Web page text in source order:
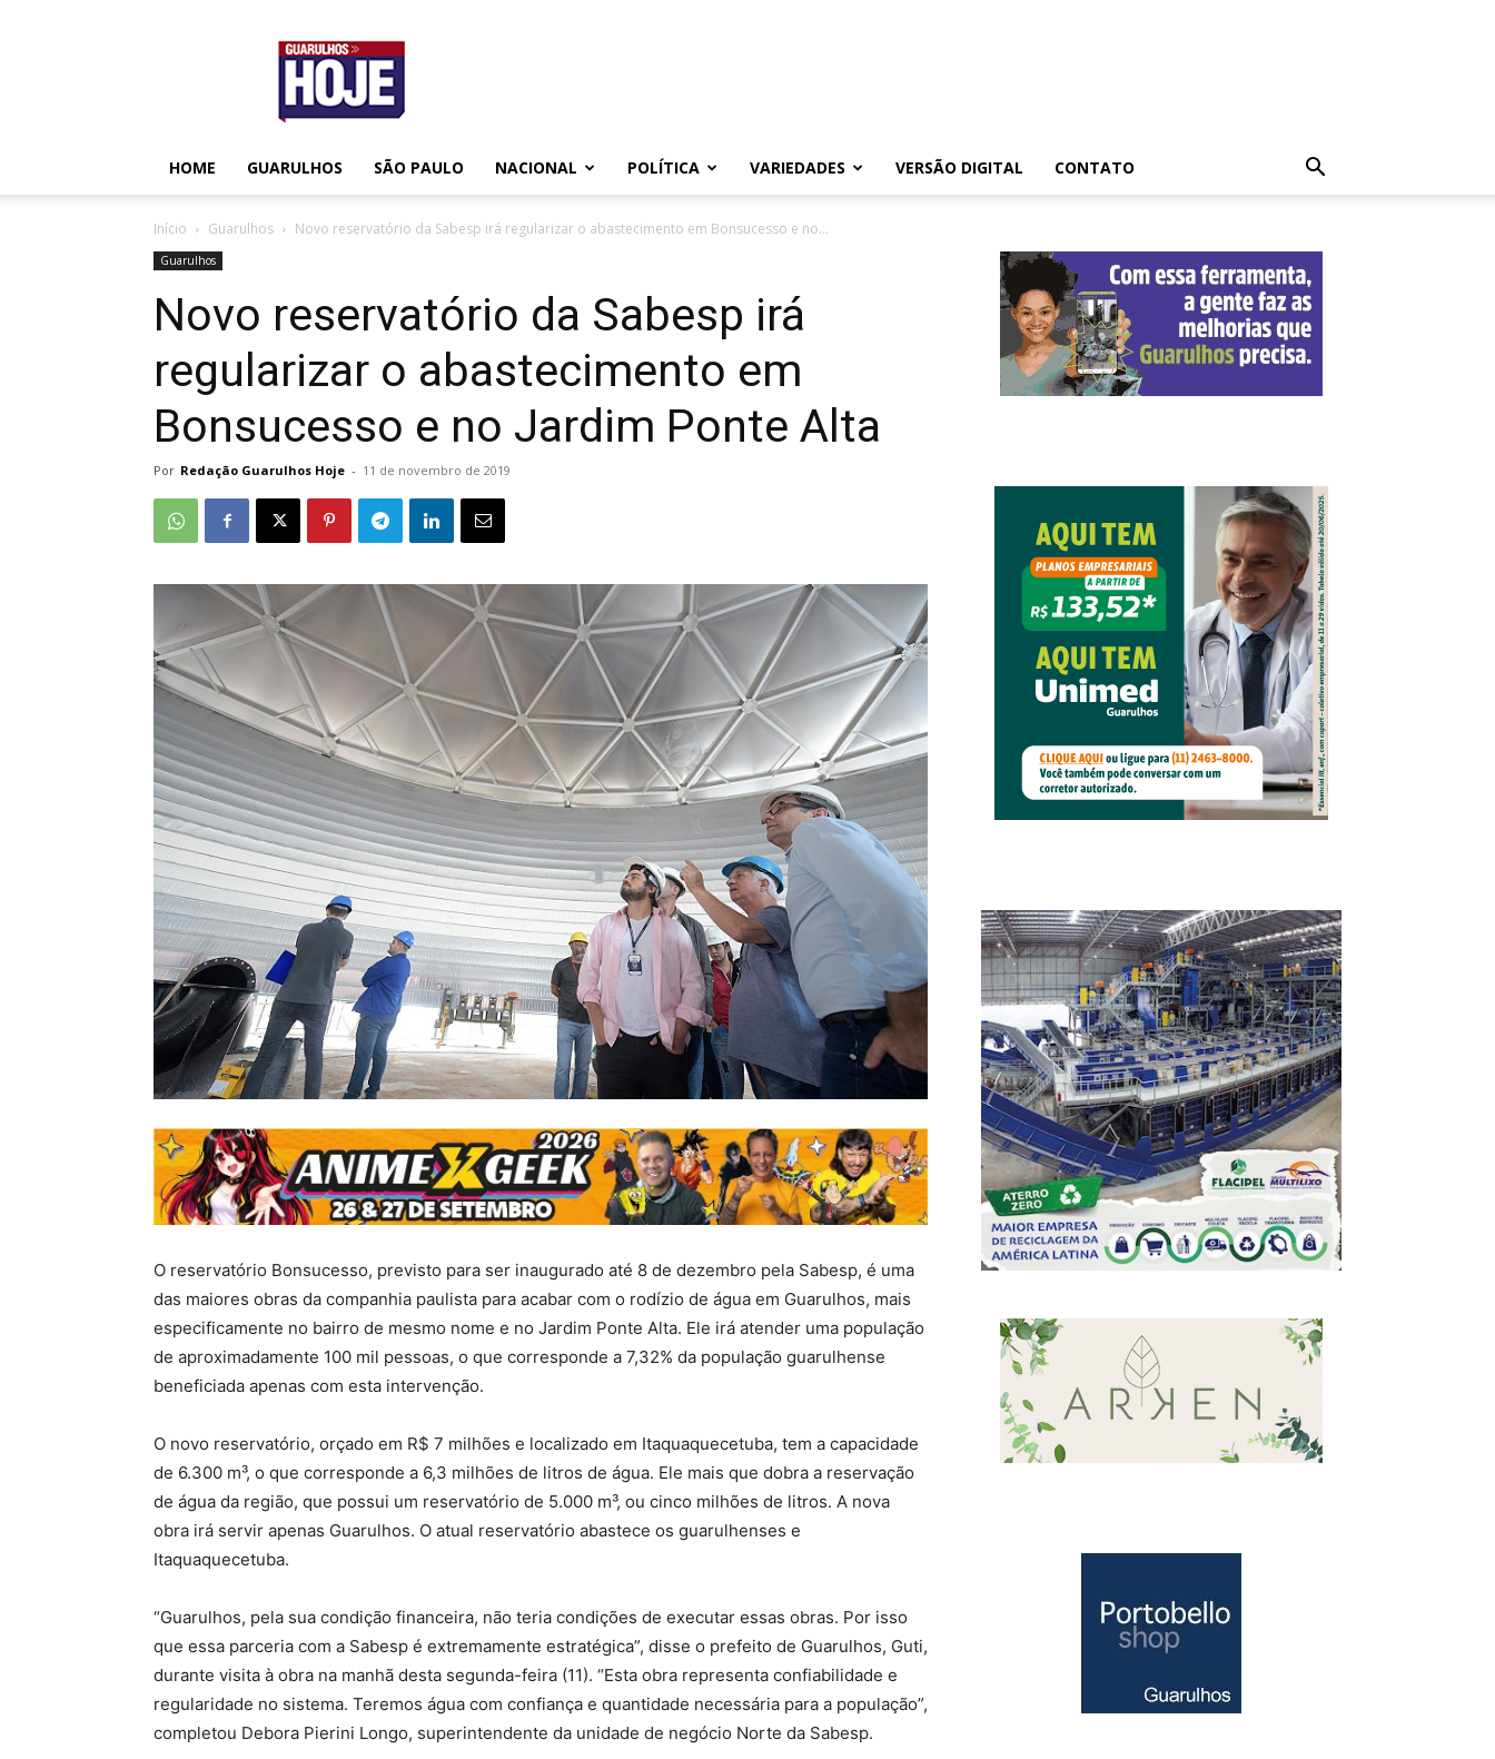
Guarulhos
Hoje
HOME GUARULHOS SÃO PAULO NACIONAL POLÍTICA VARIEDADES VERSÃO DIGITAL CONTATO
Início Guarulhos Novo reservatório da Sabesp irá regularizar o abastecimento em Bonsucesso e no...
Guarulhos
Novo reservatório da Sabesp irá
regularizar o abastecimento em
Bonsucesso e no Jardim Ponte Alta
Por Redação Guarulhos Hoje - 11 de novembro de 2019
O reservatório Bonsucesso, previsto para ser inaugurado até 8 de dezembro pela Sabesp, é uma
das maiores obras da companhia paulista para acabar com o rodízio de água em Guarulhos, mais
especificamente no bairro de mesmo nome e no Jardim Ponte Alta. Ele irá atender uma população
de aproximadamente 100 mil pessoas, o que corresponde a 7,32% da população guarulhense
beneficiada apenas com esta intervenção.
O novo reservatório, orçado em R$ 7 milhões e localizado em Itaquaquecetuba, tem a capacidade
de 6.300 m³, o que corresponde a 6,3 milhões de litros de água. Ele mais que dobra a reservação
de água da região, que possui um reservatório de 5.000 m³, ou cinco milhões de litros. A nova
obra irá servir apenas Guarulhos. O atual reservatório abastece os guarulhenses e
Itaquaquecetuba.
“Guarulhos, pela sua condição financeira, não teria condições de executar essas obras. Por isso
que essa parceria com a Sabesp é extremamente estratégica”, disse o prefeito de Guarulhos, Guti,
durante visita à obra na manhã desta segunda-feira (11). “Esta obra representa confiabilidade e
regularidade no sistema. Teremos água com confiança e quantidade necessária para a população”,
completou Debora Pierini Longo, superintendente da unidade de negócio Norte da Sabesp.